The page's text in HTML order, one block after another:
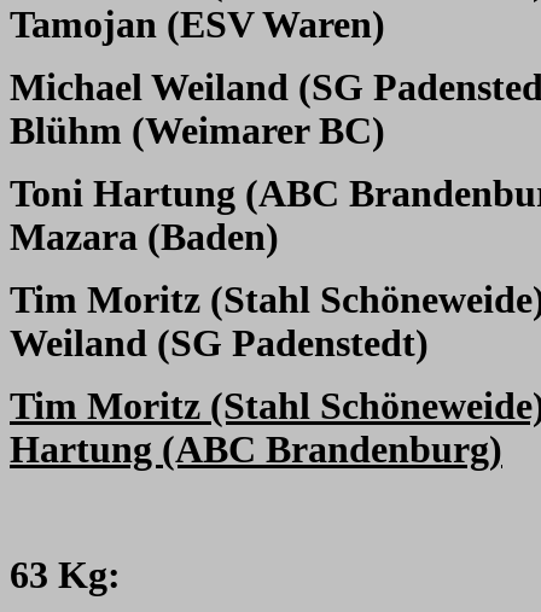
Tamojan (ESV Waren)
Michael Weiland (SG
Blühm (Weimarer BC)
Toni Hartung (ABC
Mazara (Baden)
Tim Moritz (Stahl
Weiland (SG Padenstedt)
Tim Moritz (Stahl
Hartung (ABC Brandenburg)
63 Kg: